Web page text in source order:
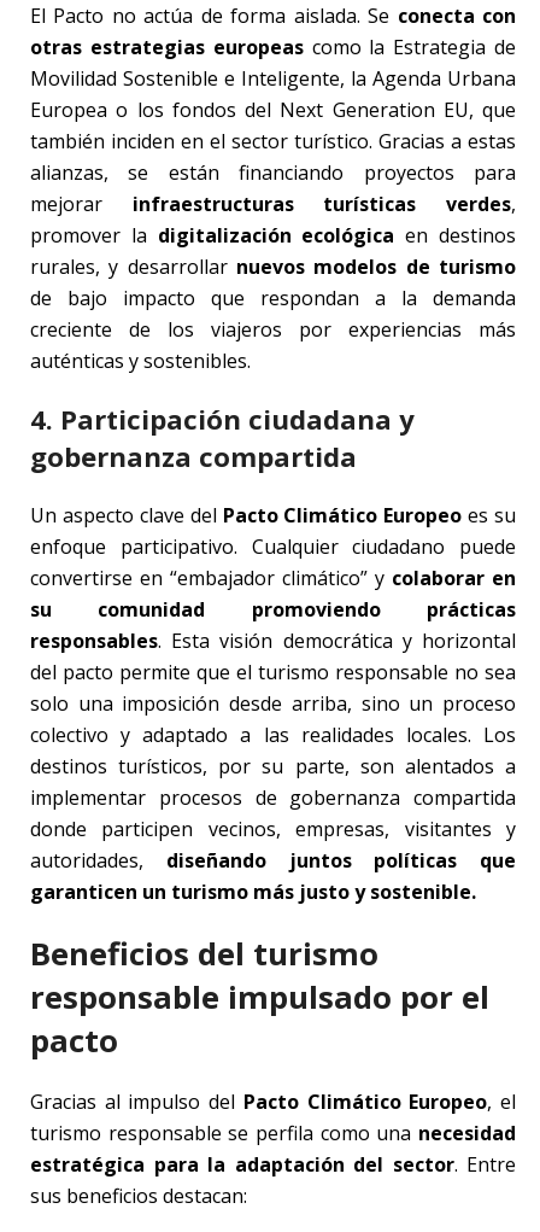
El Pacto no actúa de forma aislada. Se conecta con
otras estrategias europeascomo la Estrategia de
Movilidad Sostenible e Inteligente, la Agenda Urbana
Europea o los fondos del Next Generation EU, que
también inciden en el sector turístico. Gracias a estas
alianzas, se están financiando proyectos para
mejorar infraestructuras turísticas verdes,
promover la digitalización ecológica en destinos
rurales, y desarrollar nuevos modelos de turismo
de bajo impacto que respondan a la demanda
creciente de los viajeros por experiencias más
auténticas y sostenibles.
4. Participación ciudadana y
gobernanza compartida
Un aspecto clave del Pacto Climático Europeo es su
enfoque participativo. Cualquier ciudadano puede
convertirse en “embajador climático” y colaborar en
su comunidad promoviendo prácticas
responsables. Esta visión democrática y horizontal
del pacto permite que el turismo responsable no sea
solo una imposición desde arriba, sino un proceso
colectivo y adaptado a las realidades locales. Los
destinos turísticos, por su parte, son alentados a
implementar procesos de gobernanza compartida
donde participen vecinos, empresas, visitantes y
autoridades, diseñando juntos políticas que
garanticen un turismo más justo y sostenible.
Beneficios del turismo
responsable impulsado por el
pacto
Gracias al impulso del Pacto Climático Europeo, el
turismo responsable se perfila como una necesidad
estratégica para la adaptación del sector. Entre
sus beneficios destacan: